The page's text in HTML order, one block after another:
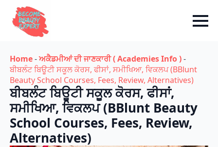
Home-ਅਕੈਡਮੀਆਂ ਦੀ ਜਾਣਕਾਰੀ ( Academies Info )-
ਬੀਬਲੰਟ ਬਿਊਟੀ ਸਕੂਲ ਕੋਰਸ, ਫੀਸਾਂ, ਸਮੀਖਿਆ, ਵਿਕਲਪ (BBlunt
Beauty School Courses, Fees, Review, Alternatives)
ਬੀਬਲੰਟ ਬਿਊਟੀ ਸਕੂਲ ਕੋਰਸ, ਫੀਸਾਂ,
ਸਮੀਖਿਆ, ਵਿਕਲਪ (BBlunt Beauty
School Courses, Fees, Review,
Alternatives)